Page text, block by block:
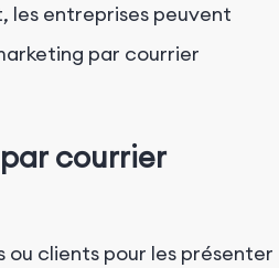
les entreprises peuvent
par courrier
courrier
ou clients pour les présenter